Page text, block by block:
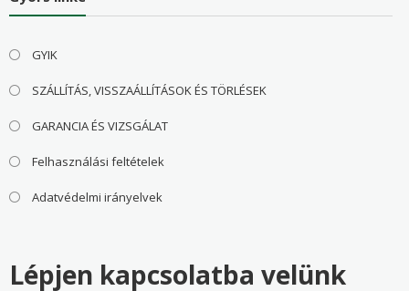
GYIK
SZÁLLÍTÁS, VISSZAÁLLÍTÁSOK ÉS TÖRLÉSEK
GARANCIA ÉS VIZSGÁLAT
Felhasználási feltételek
Adatvédelmi irányelvek
Lépjen kapcsolatba velünk